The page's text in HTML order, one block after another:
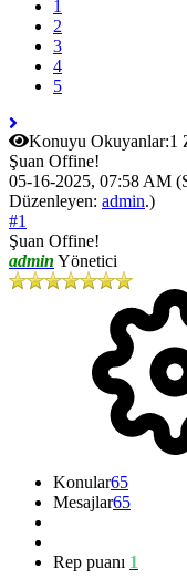
1
2
3
4
5
Konuyu Okuyanlar:1
Şuan Offine!
05-16-2025, 07:58 AM
Düzenleyen: admin.)
#1
Şuan Offine!
admin Yönetici
Konular65
Mesajlar65
Rep puanı 1